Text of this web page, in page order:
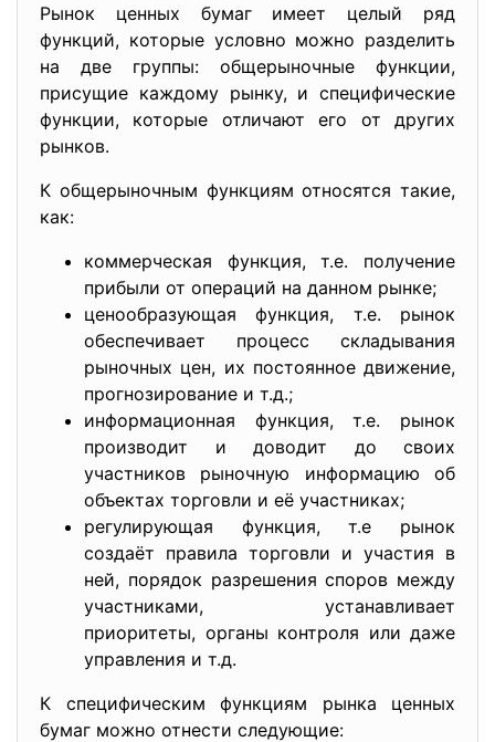
Рынок ценных бумаг имеет целый ряд
функций, которые условно можно разделить
на две группы: общерыночные функции,
присущие каждому рынку, и специфические
функции, которые отличают его от других
рынков.
К общерыночным функциям относятся такие,
как:
коммерческая функция, т.е. получение
прибыли от операций на данном рынке;
ценообразующая функция, т.е. рынок
обеспечивает процесс складывания
рыночных цен, их постоянное движение,
прогнозирование и т.д.;
информационная функция, т.е. рынок
производит и доводит до своих
участников рыночную информацию об
объектах торговли и её участниках;
регулирующая функция, т.е рынок
создаёт правила торговли и участия в
ней, порядок разрешения споров между
участниками, устанавливает
приоритеты, органы контроля или даже
управления и т.д.
К специфическим функциям рынка ценных
бумаг можно отнести следующие: